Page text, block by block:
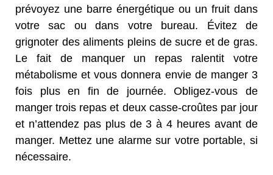
prévoyez une barre énergétique ou un fruit dans
votre sac ou dans votre bureau. Évitez de
grignoter des aliments pleins de sucre et de gras.
Le fait de manquer un repas ralentit votre
métabolisme et vous donnera envie de manger 3
fois plus en fin de journée. Obligez-vous de
manger trois repas et deux casse-croûtes par jour
et n’attendez pas plus de 3 à 4 heures avant de
manger. Mettez une alarme sur votre portable, si
nécessaire.